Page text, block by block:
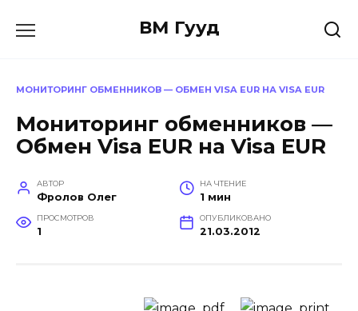
ВМ Гууд
МОНИТОРИНГ ОБМЕННИКОВ — ОБМЕН VISA EUR НА VISA EUR
Мониторинг обменников —
Обмен Visa EUR на Visa EUR
АВТОР
Фролов Олег
НА ЧТЕНИЕ
1 мин
ПРОСМОТРОВ
1
ОПУБЛИКОВАНО
21.03.2012